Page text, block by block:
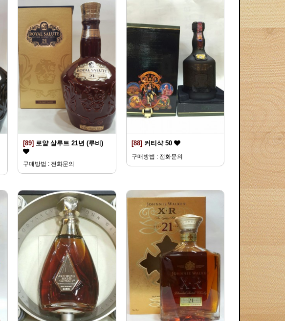
[89] 로얄 살루트 21년 (루비)
구매방법 : 전화문의
[88] 커티샥 50
구매방법 : 전화문의